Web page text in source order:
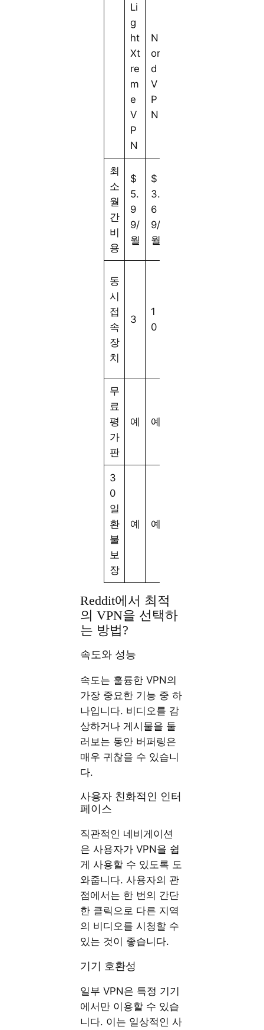
Li
g
ht
Xt
re
m
e
V
P
N
N
or
d
V
P
N
최
소
월
간
비
용
$
5.
9
9/
월
$
3.
6
9/
월
동
시
접
속
장
치
3
1
0
무
료
평
가
판
예 예
3
0
일
환
불
보
장
예 예
Reddit에서 최적
의 VPN을 선택하
는 방법?
속도와 성능
속도는 훌륭한 VPN의
가장 중요한 기능 중 하
나입니다. 비디오를 감
상하거나 게시물을 둘
러보는 동안 버퍼링은
매우 귀찮을 수 있습니
다.
사용자 친화적인 인터
페이스
직관적인 네비게이션
은 사용자가 VPN을 쉽
게 사용할 수 있도록 도
와줍니다. 사용자의 관
점에서는 한 번의 간단
한 클릭으로 다른 지역
의 비디오를 시청할 수
있는 것이 좋습니다.
기기 호환성
일부 VPN은 특정 기기
에서만 이용할 수 있습
니다. 이는 일상적인 사